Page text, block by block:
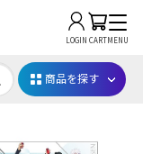
LOGIN CARTMENU
商品を探す